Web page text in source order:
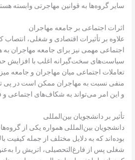
سایر گروه‌ها به قوانین مهاجرتی وابسته
اثرات اجتماعی بر جامعه مهاجران
علاوه بر تأثیرات اقتصادی و شغلی، انتصاب
اجتماعی مهمی نیز برای جامعه مهاجران به
سیاست‌های سخت‌گیرانه اغلب با افزایش
تعاملات اجتماعی میان مهاجران و جامعه
منفی نسبت به مهاجران ممکن است در پی
و این امر می‌تواند به شکاف‌های اجتماعی
تأثیر بر دانشجویان بین‌المللی
دانشجویان بین‌المللی همواره یکی از
بوده‌اند که به دلایل مختلف از جمله
شغلی پس از فارغ‌التحصیلی، اتریش را